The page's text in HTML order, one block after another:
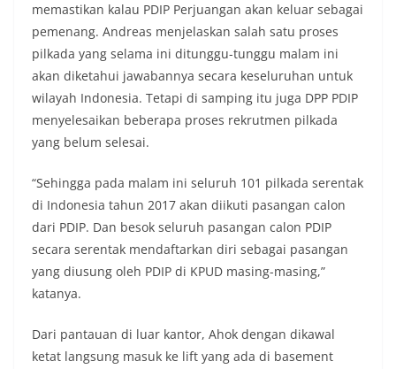
memastikan kalau PDIP Perjuangan akan keluar sebagai
pemenang. Andreas menjelaskan salah satu proses
pilkada yang selama ini ditunggu-tunggu malam ini
akan diketahui jawabannya secara keseluruhan untuk
wilayah Indonesia. Tetapi di samping itu juga DPP PDIP
menyelesaikan beberapa proses rekrutmen pilkada
yang belum selesai.
“Sehingga pada malam ini seluruh 101 pilkada serentak
di Indonesia tahun 2017 akan diikuti pasangan calon
dari PDIP. Dan besok seluruh pasangan calon PDIP
secara serentak mendaftarkan diri sebagai pasangan
yang diusung oleh PDIP di KPUD masing-masing,”
katanya.
Dari pantauan di luar kantor, Ahok dengan dikawal
ketat langsung masuk ke lift yang ada di basement